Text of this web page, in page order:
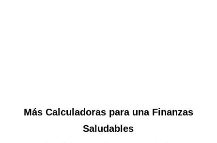
Más Calculadoras para una Finanzas
Saludables